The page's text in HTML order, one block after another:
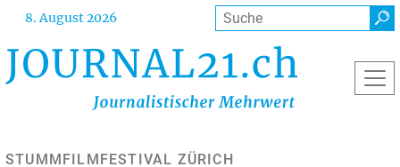
Direkt
Inhalt
8. August 2026 Suche
STUMMFILMFESTIVAL ZÜRICH